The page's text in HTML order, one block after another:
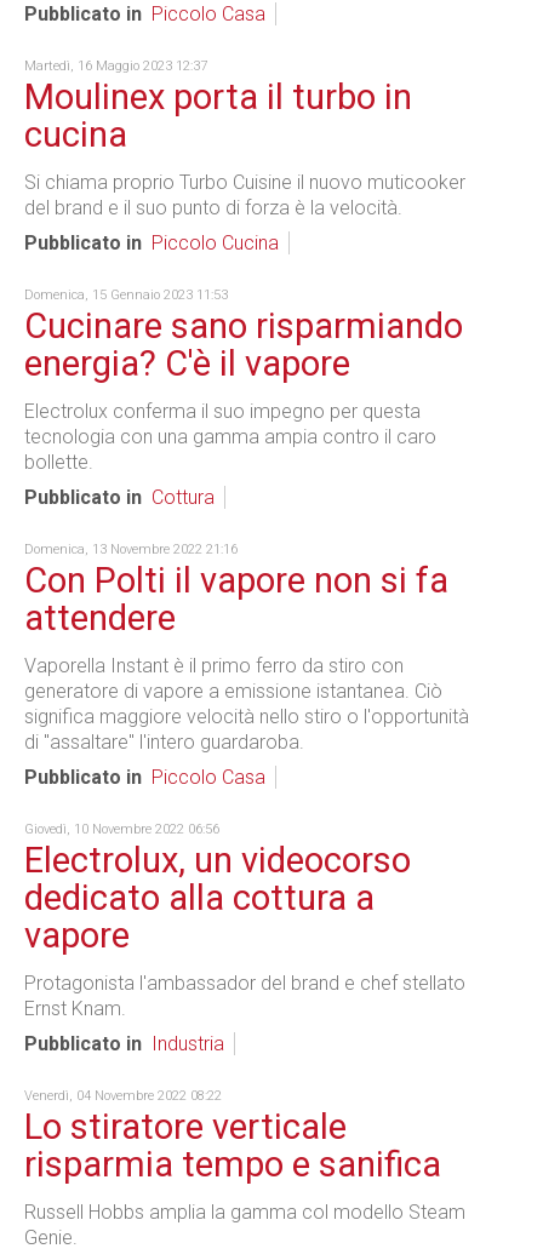
Pubblicato in Piccolo Casa
Martedì, 16 Maggio 2023 12:37
Moulinex porta il turbo in
cucina
Si chiama proprio Turbo Cuisine il nuovo muticooker
del brand e il suo punto di forza è la velocità.
Pubblicato in Piccolo Cucina
Domenica, 15 Gennaio 2023 11:53
Cucinare sano risparmiando
energia? C'è il vapore
Electrolux conferma il suo impegno per questa
tecnologia con una gamma ampia contro il caro
bollette.
Pubblicato in Cottura
Domenica, 13 Novembre 2022 21:16
Con Polti il vapore non si fa
attendere
Vaporella Instant è il primo ferro da stiro con
generatore di vapore a emissione istantanea. Ciò
significa maggiore velocità nello stiro o l'opportunità
di "assaltare" l'intero guardaroba.
Pubblicato in Piccolo Casa
Giovedì, 10 Novembre 2022 06:56
Electrolux, un videocorso
dedicato alla cottura a
vapore
Protagonista l'ambassador del brand e chef stellato
Ernst Knam.
Pubblicato in
Industria
Venerdì, 04 Novembre 2022 08:22
Lo stiratore verticale
risparmia tempo e sanifica
Russell Hobbs amplia la gamma col modello Steam
Genie.